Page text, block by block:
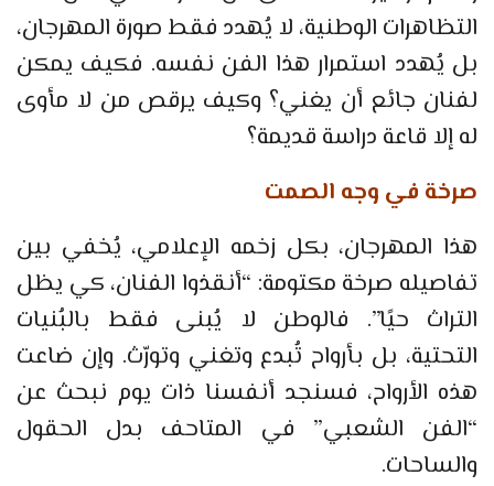
التظاهرات الوطنية، لا يُهدد فقط صورة المهرجان،
بل يُهدد استمرار هذا الفن نفسه. فكيف يمكن
لفنان جائع أن يغني؟ وكيف يرقص من لا مأوى
له إلا قاعة دراسة قديمة؟
صرخة في وجه الصمت
هذا المهرجان، بكل زخمه الإعلامي، يُخفي بين
تفاصيله صرخة مكتومة: “أنقذوا الفنان، كي يظل
التراث حيًا”. فالوطن لا يُبنى فقط بالبُنيات
التحتية، بل بأرواح تُبدع وتغني وتورّث. وإن ضاعت
هذه الأرواح، فسنجد أنفسنا ذات يوم نبحث عن
“الفن الشعبي” في المتاحف بدل الحقول
والساحات.